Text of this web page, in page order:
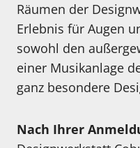
Räumen der
Erlebnis für Augen
sowohl den
einer Musikanlage
ganz besondere
Nach Ihrer